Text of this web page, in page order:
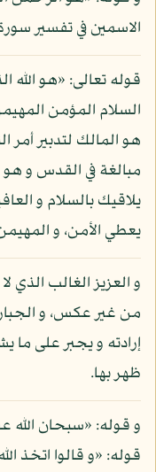
الاسمين في تفسير
قوله تعالى: «هو الله
السلام المؤمن
هو المالك لتدبير
مبالغة في القدس و هو
يلاقيك بالسلام و
يعطي الأمن، و
و العزيز الغالب الذي
من غير عكس، و
إرادته و يجبر على ما
ظهر بها.
و قوله: «سبحان الله
قوله: «و قالوا اتخذ